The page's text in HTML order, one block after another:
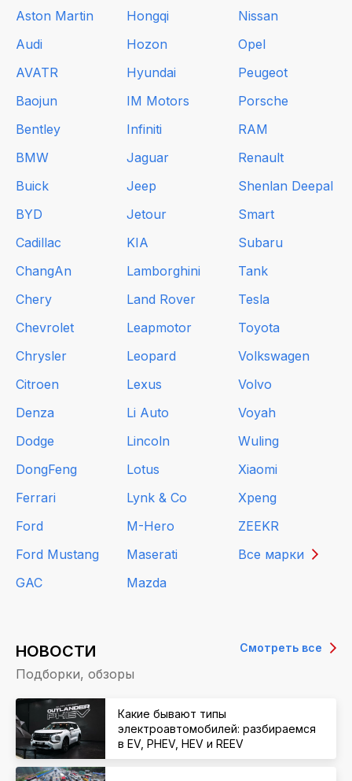
Aston Martin
Audi
AVATR
Baojun
Bentley
BMW
Buick
BYD
Cadillac
ChangAn
Chery
Chevrolet
Chrysler
Citroen
Denza
Dodge
DongFeng
Ferrari
Ford
Ford Mustang
GAC
Hongqi
Hozon
Hyundai
IM Motors
Infiniti
Jaguar
Jeep
Jetour
KIA
Lamborghini
Land Rover
Leapmotor
Leopard
Lexus
Li Auto
Lincoln
Lotus
Lynk & Co
M-Hero
Maserati
Mazda
Nissan
Opel
Peugeot
Porsche
RAM
Renault
Shenlan Deepal
Smart
Subaru
Tank
Tesla
Toyota
Volkswagen
Volvo
Voyah
Wuling
Xiaomi
Xpeng
ZEEKR
Все марки
НОВОСТИ
Подборки, обзоры
Смотреть все
Какие бывают типы
электроавтомобилей: разбираемся
в EV, PHEV, HEV и REEV